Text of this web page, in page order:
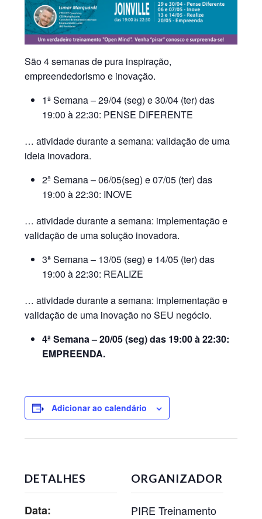
São 4 semanas de pura inspiração,
empreendedorismo e inovação.
1ª Semana – 29/04 (seg) e 30/04 (ter) das
19:00 à 22:30: PENSE DIFERENTE
… atividade durante a semana: validação de uma
ideia inovadora.
2ª Semana – 06/05(seg) e 07/05 (ter) das
19:00 à 22:30: INOVE
… atividade durante a semana: implementação e
validação de uma solução inovadora.
3ª Semana – 13/05 (seg) e 14/05 (ter) das
19:00 à 22:30: REALIZE
… atividade durante a semana: implementação e
validação de uma inovação no SEU negócio.
4ª Semana – 20/05 (seg) das 19:00 à 22:30:
EMPREENDA.
Adicionar ao calendário
DETALHES
Data:
ORGANIZADOR
PIRE Treinamento